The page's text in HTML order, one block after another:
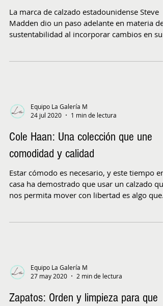
La marca de calzado estadounidense Steve
Madden dio un paso adelante en materia de
sustentabilidad al incorporar cambios en sus
Equipo La Galería M
24 jul 2020
1 min de lectura
Cole Haan: Una colección que une
comodidad y calidad
Estar cómodo es necesario, y este tiempo en
casa ha demostrado que usar un calzado que
nos permita mover con libertad es algo que
Equipo La Galería M
27 may 2020
2 min de lectura
Zapatos: Orden y limpieza para que